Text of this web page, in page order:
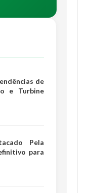
de
e Turbine
Pela
para